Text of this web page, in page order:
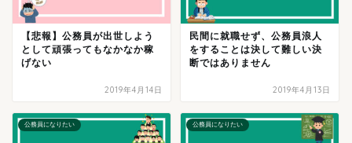
【悲報】公務員が出世しよう
として頑張ってもなかなか稼
げない
2019年4月14日
民間に就職せず、公務員浪人
をすることは決して難しい決
断ではありません
2019年4月13日
公務員になりたい 公務員になりたい